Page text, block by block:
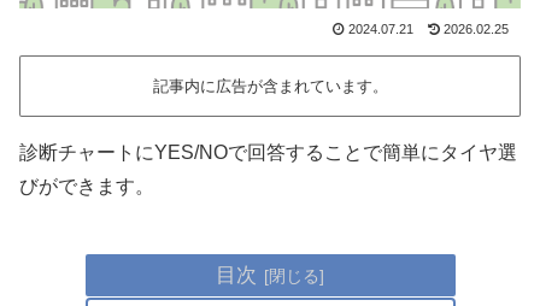
2024.07.21 2026.02.25
記事内に広告が含まれています。
診断チャートにYES/NOで回答することで簡単にタイヤ選
びができます。
目次